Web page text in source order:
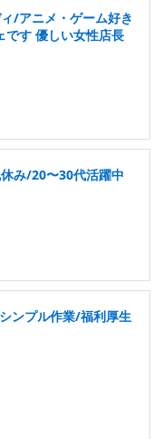
/アニメ・ゲーム好き
です 優しい女性店長
み/20〜30代活躍中
ンプル作業/福利厚生